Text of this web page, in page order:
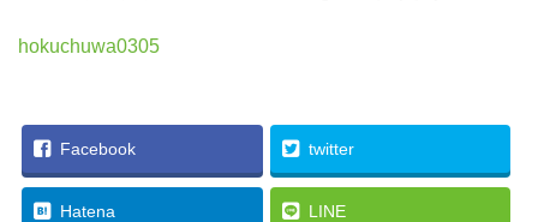
hokuchuwa0305
Facebook twitter
Hatena LINE